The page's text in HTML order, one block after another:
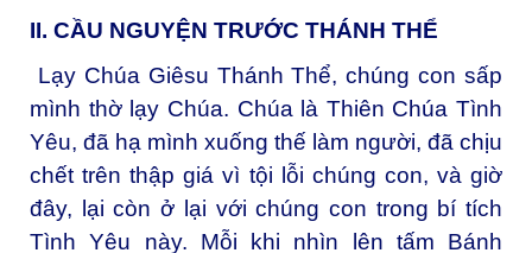
II. CẦU NGUYỆN TRƯỚC THÁNH THỂ
Lạy Chúa Giêsu Thánh Thể, chúng con sấp
mình thờ lạy Chúa. Chúa là Thiên Chúa Tình
Yêu, đã hạ mình xuống thế làm người, đã chịu
chết trên thập giá vì tội lỗi chúng con, và giờ
đây, lại còn ở lại với chúng con trong bí tích
Tình Yêu này. Mỗi khi nhìn lên tấm Bánh